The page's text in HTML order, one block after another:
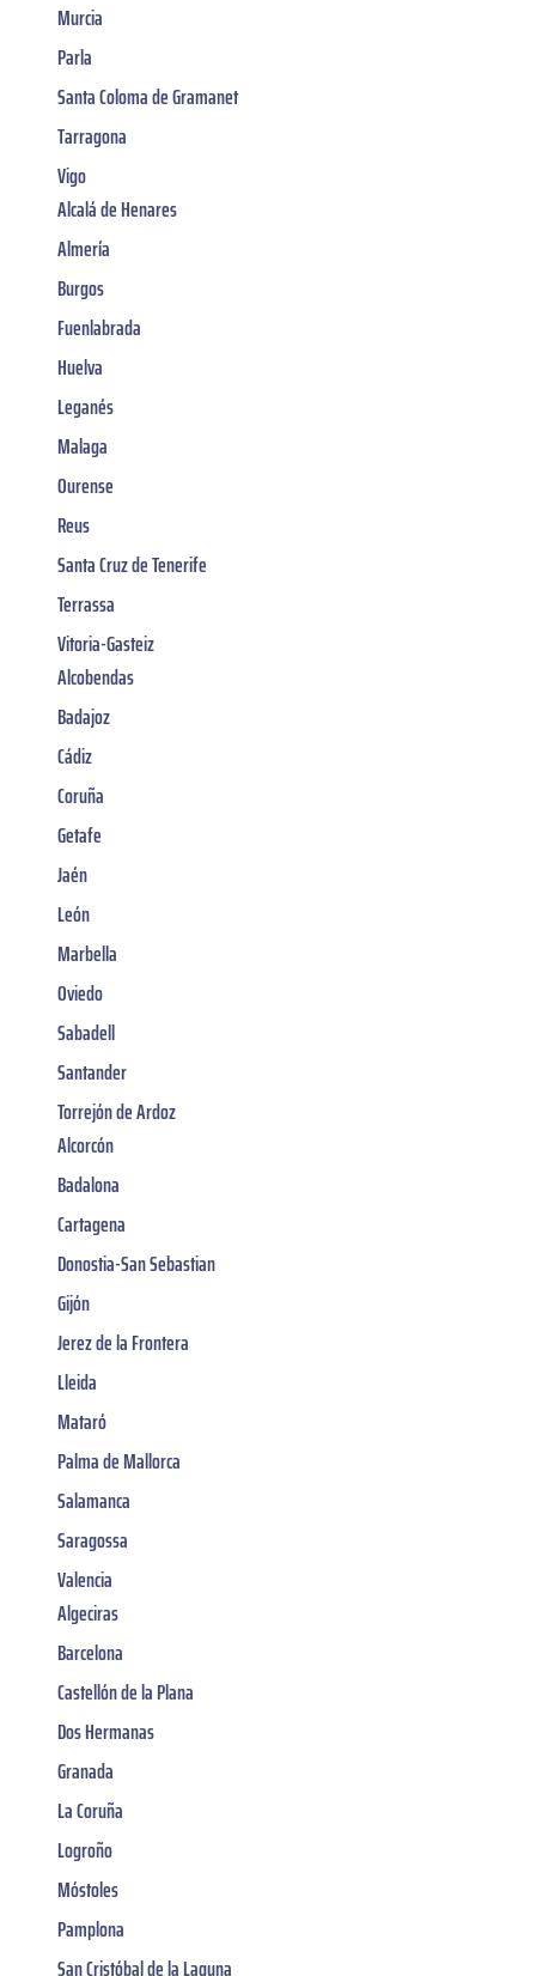
Murcia
Parla
Santa Coloma de Gramanet
Tarragona
Vigo
Alcalá de Henares
Almería
Burgos
Fuenlabrada
Huelva
Leganés
Malaga
Ourense
Reus
Santa Cruz de Tenerife
Terrassa
Vitoria-Gasteiz
Alcobendas
Badajoz
Cádiz
Coruña
Getafe
Jaén
León
Marbella
Oviedo
Sabadell
Santander
Torrejón de Ardoz
Alcorcón
Badalona
Cartagena
Donostia-San Sebastian
Gijón
Jerez de la Frontera
Lleida
Mataró
Palma de Mallorca
Salamanca
Saragossa
Valencia
Algeciras
Barcelona
Castellón de la Plana
Dos Hermanas
Granada
La Coruña
Logroño
Móstoles
Pamplona
San Cristóbal de la Laguna